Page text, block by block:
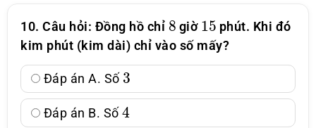
10. Câu hỏi: Đồng hồ chỉ
8
giờ
15
phút. Khi đó
kim phút (kim dài) chỉ vào số mấy?
Đáp án A. Số
3
Đáp án B. Số
4